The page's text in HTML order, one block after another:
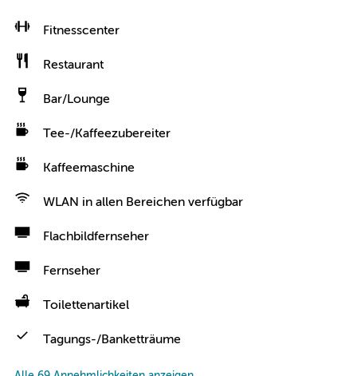
Fitnesscenter
Restaurant
Bar/Lounge
Tee-/Kaffeezubereiter
Kaffeemaschine
WLAN in allen Bereichen verfügbar
Flachbildfernseher
Fernseher
Toilettenartikel
Tagungs-/Banketträume